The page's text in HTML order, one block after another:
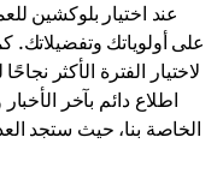
عند اختيار بلوكشين
على أولوياتك
لاختيار الفترة الأكثر
اطلاع دائم بآخر